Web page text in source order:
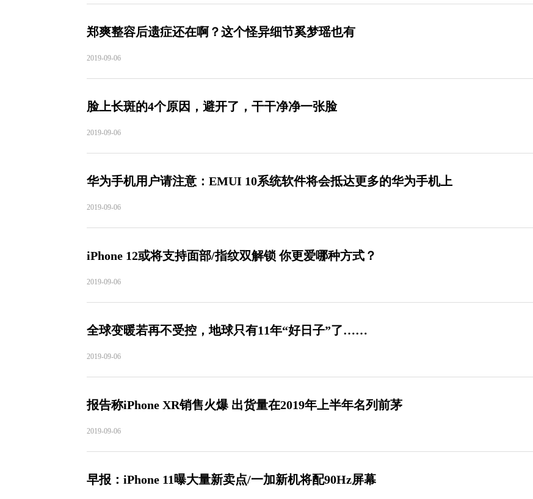
郑爽整容后遗症还在啊？这个怪异细节奚梦瑶也有
2019-09-06
脸上长斑的4个原因，避开了，干干净净一张脸
2019-09-06
华为手机用户请注意：EMUI 10系统软件将会抵达更多的华为手机上
2019-09-06
iPhone 12或将支持面部/指纹双解锁 你更爱哪种方式？
2019-09-06
全球变暖若再不受控，地球只有11年“好日子”了……
2019-09-06
报告称iPhone XR销售火爆 出货量在2019年上半年名列前茅
2019-09-06
早报：iPhone 11曝大量新卖点/一加新机将配90Hz屏幕